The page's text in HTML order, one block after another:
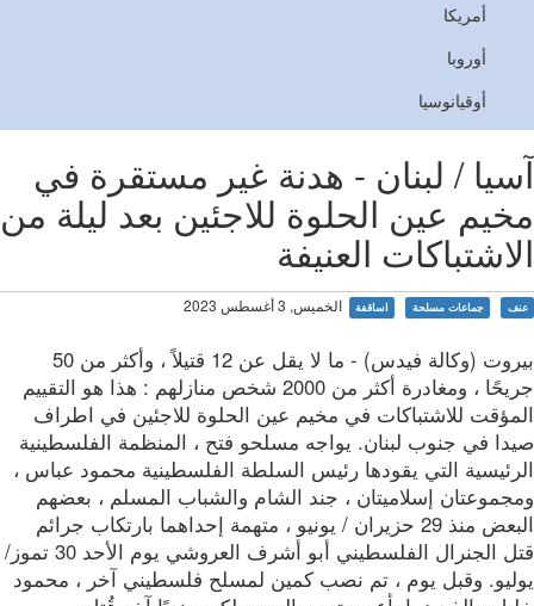
أمريكا
أوروبا
أوقيانوسيا
/ لبنان - هدنة غير مستقرة في
عين الحلوة للاجئين بعد ليلة من
العنيفة
الخميس, 3 أغسطس 2023 جماعات مسلحة اساقفة
بيروت (وكالة فيدس) - ما لا يقل عن 12 قتيلاً ، وأكثر من 50
جريحًا ، ومغادرة أكثر من 2000 شخص منازلهم : هذا هو التقييم
للاشتباكات في مخيم عين الحلوة للاجئين في اطراف
في جنوب لبنان. يواجه مسلحو فتح ، المنظمة الفلسطينية
التي يقودها رئيس السلطة الفلسطينية محمود عباس ،
إسلاميتان ، جند الشام والشباب المسلم ، بعضهم
البعض منذ 29 حزيران / يونيو ، متهمة إحداهما بارتكاب جرائم
قتل الجنرال الفلسطيني أبو أشرف العروشي يوم الأحد 30 تموز/
وقبل يوم ، تم نصب كمين لمسلح فلسطيني آخر ، محمود